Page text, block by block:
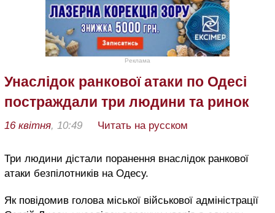
Реклама
Унаслідок ранкової атаки по Одесі
постраждали три людини та ринок
16 квітня, 10:49 Читать на русском
Три людини дістали поранення внаслідок ранкової
атаки безпілотників на Одесу.
Як повідомив голова міської військової адміністрації